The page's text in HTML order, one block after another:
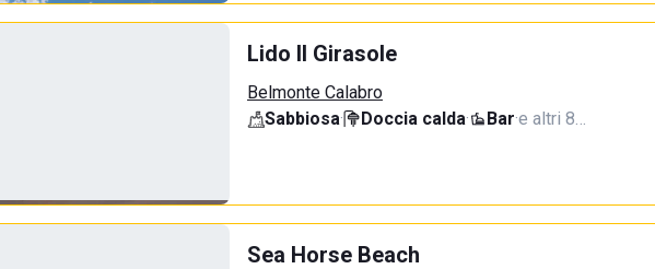
Lido Il Girasole
Belmonte Calabro
Sabbiosa· Doccia calda· Bar·e altri 8…
Sea Horse Beach